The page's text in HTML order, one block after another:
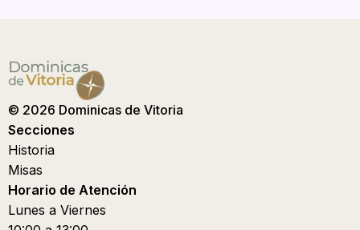
© 2026 Dominicas de Vitoria
Secciones
Historia
Misas
Horario de Atención
Lunes a Viernes